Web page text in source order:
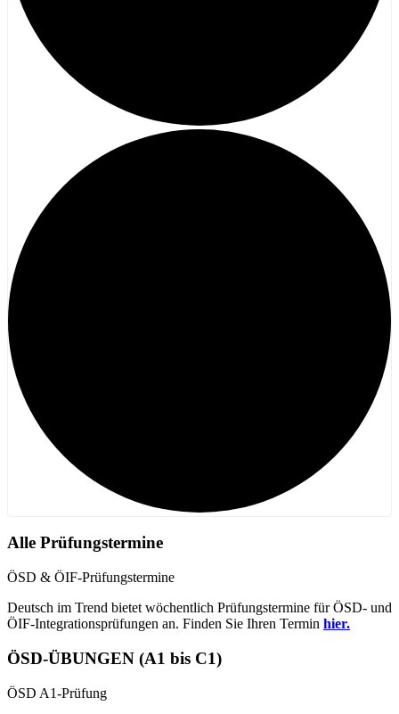
Alle Prüfungstermine
ÖSD & ÖIF-Prüfungstermine
Deutsch im Trend bietet wöchentlich Prüfungstermine für ÖSD- und
ÖIF-Integrationsprüfungen an. Finden Sie Ihren Termin hier.
ÖSD-ÜBUNGEN (A1 bis C1)
ÖSD A1-Prüfung